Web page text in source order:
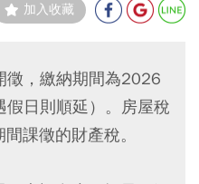
加入收藏
徵，繳納期間為2026
日則順延）。房屋稅
課徵的財產稅。